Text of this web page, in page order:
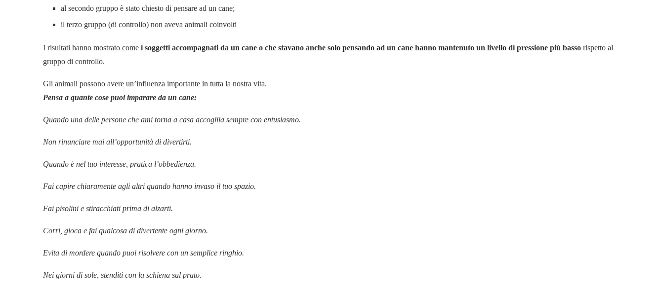
al secondo gruppo è stato chiesto di pensare ad un cane;
il terzo gruppo (di controllo) non aveva animali coinvolti
I risultati hanno mostrato come i soggetti accompagnati da un cane o che stavano anche solo pensando ad un cane hanno mantenuto un livello di pressione più basso rispetto al
gruppo di controllo.
Gli animali possono avere un’influenza importante in tutta la nostra vita.
Pensa a quante cose puoi imparare da un cane:
Quando una delle persone che ami torna a casa accoglila sempre con entusiasmo.
Non rinunciare mai all’opportunità di divertirti.
Quando è nel tuo interesse, pratica l’obbedienza.
Fai capire chiaramente agli altri quando hanno invaso il tuo spazio.
Fai pisolini e stiracchiati prima di alzarti.
Corri, gioca e fai qualcosa di divertente ogni giorno.
Evita di mordere quando puoi risolvere con un semplice ringhio.
Nei giorni di sole, stenditi con la schiena sul prato.